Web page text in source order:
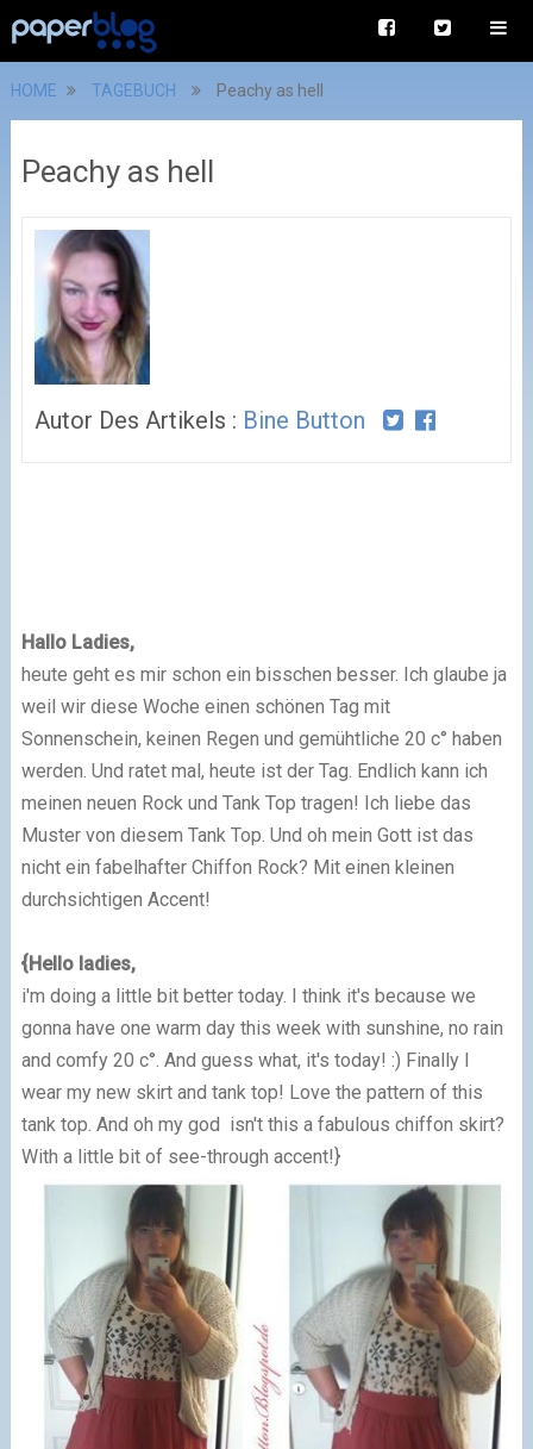
HOME TAGEBUCH Peachy as hell
Peachy as hell
Autor Des Artikels : Bine Button
Hallo Ladies,
heute geht es mir schon ein bisschen besser. Ich glaube ja
weil wir diese Woche einen schönen Tag mit
Sonnenschein, keinen Regen und gemühtliche 20 c° haben
werden. Und ratet mal, heute ist der Tag. Endlich kann ich
meinen neuen Rock und Tank Top tragen! Ich liebe das
Muster von diesem Tank Top. Und oh mein Gott ist das
nicht ein fabelhafter Chiffon Rock? Mit einen kleinen
durchsichtigen Accent!
{Hello ladies,
i'm doing a little bit better today. I think it's because we
gonna have one warm day this week with sunshine, no rain
and comfy 20 c°. And guess what, it's today! :) Finally I
wear my new skirt and tank top! Love the pattern of this
tank top. And oh my god isn't this a fabulous chiffon skirt?
With a little bit of see-through accent!}